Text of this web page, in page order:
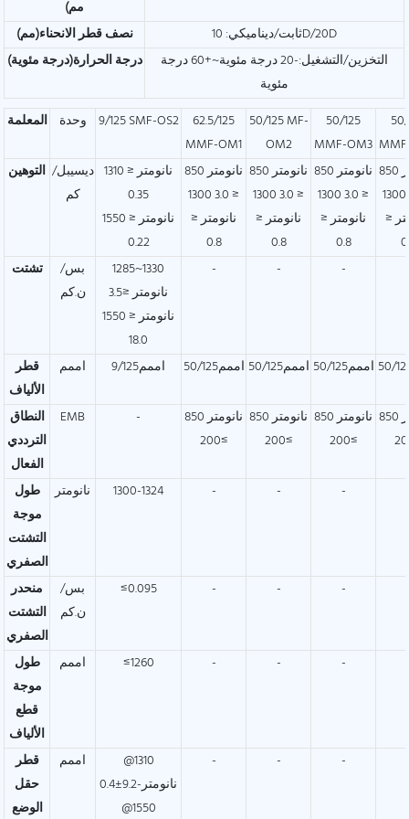
مم)
نصف قطر الانحناء(مم)
ثابت/ديناميكي: 10D/20D
درجة الحرارة(درجة مئوية)
التخزين/التشغيل:-20 درجة مئوية~+60 درجة
مئوية
المعلمة
وحدة 9/125 SMF-OS2
62.5/125
MMF-OM1
50/125 MF-
OM2
50/125
MMF-OM3
التوهين ديسيبل/
كم
1310 نانومتر ≤
0.35
1550 نانومتر ≤
0.22
850 نانومتر
≤ 3.0 1300
نانومتر ≤
0.8
850 نانومتر
≤ 3.0 1300
نانومتر ≤
0.8
850 نانومتر
≤ 3.0 1300
نانومتر ≤
0.8
850 نانومتر
≤ 3.0 1300
≤
تشتت
بس/
ن.كم
1285~1330
نانومتر ≤3.5
1550 نانومتر ≤
18.0
- - -
قطر
الألياف
اممم اممم9/125 اممم50/125 اممم50/125 اممم50/125
النطاق
الترددي
الفعال
EMB -
850 نانومتر
≥200
850 نانومتر
≥200
850 نانومتر
≥200
850 نانومتر
طول
موجة
التشتت
الصفري
نانومتر 1300-1324 - - -
منحدر
التشتت
الصفري
بس/
ن.كم
≤0.095 - - -
طول
موجة
قطع
الألياف
اممم ≤1260 - - -
قطر
حقل
الوضع
اممم
@1310
نانومتر-9.2±0.4
@1550
- - -